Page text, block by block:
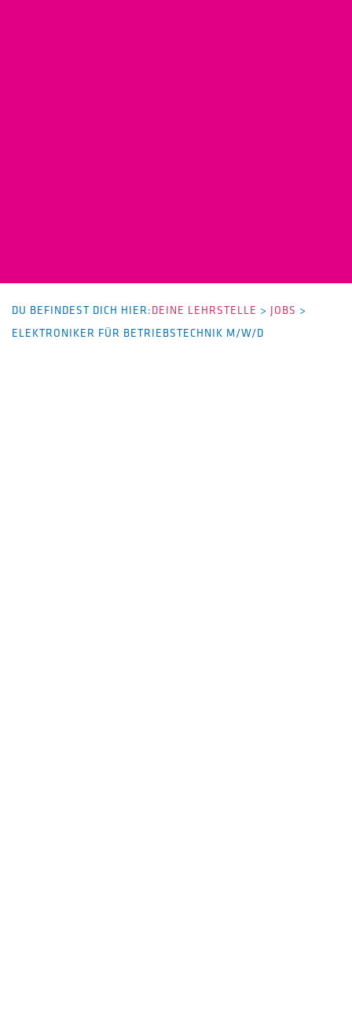
DU BEFINDEST DICH HIER:DEINE LEHRSTELLE > JOBS >
ELEKTRONIKER FÜR BETRIEBSTECHNIK M/W/D